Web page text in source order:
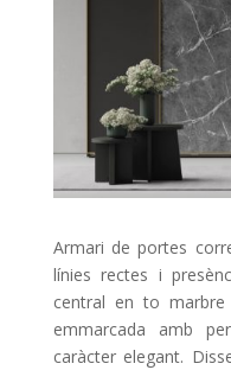
Armari de portes
línies rectes i
central en to
emmarcada amb
caràcter elegant.